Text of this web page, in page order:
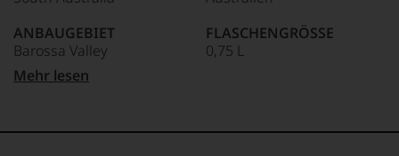
um
zu
unterstreichen,
auf
Niveau
und
Innovationsgeist
Weinjournalismus
und
Umwege
in
die
Weinwelt,
denn
ANBAUGEBIET
Barossa Valley
APPELLATION
REBSORTEN
FLASCHENGRÖSSE
0,75 L
Ø NÄHRWERTE PRO 100G
Mehr lesen